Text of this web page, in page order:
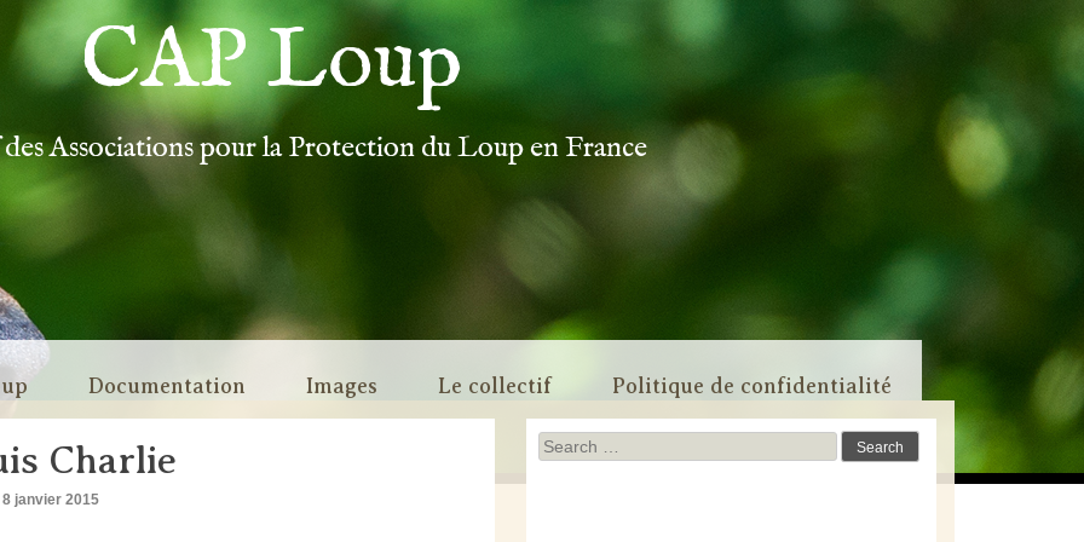
CAP Loup
Associations pour la Protection du Loup en France
Documentation Images Le collectif Politique de confidentialité
Charlie
8 janvier 2015
Search
for: